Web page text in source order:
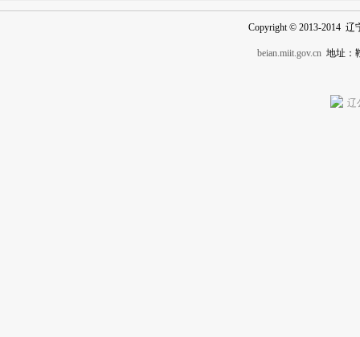
Copyright © 2013-2014 辽
beian.miit.gov.cn地址：
辽